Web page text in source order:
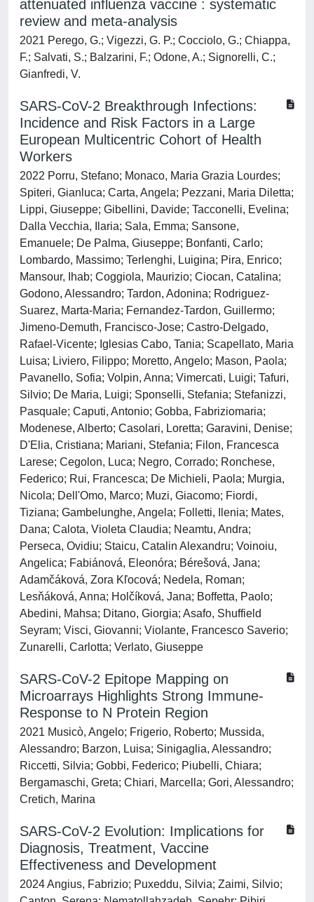
attenuated influenza vaccine : systematic
review and meta‐analysis
2021 Perego, G.; Vigezzi, G. P.; Cocciolo, G.; Chiappa,
F.; Salvati, S.; Balzarini, F.; Odone, A.; Signorelli, C.;
Gianfredi, V.
SARS-CoV-2 Breakthrough Infections:
Incidence and Risk Factors in a Large
European Multicentric Cohort of Health
Workers
2022 Porru, Stefano; Monaco, Maria Grazia Lourdes;
Spiteri, Gianluca; Carta, Angela; Pezzani, Maria Diletta;
Lippi, Giuseppe; Gibellini, Davide; Tacconelli, Evelina;
Dalla Vecchia, Ilaria; Sala, Emma; Sansone,
Emanuele; De Palma, Giuseppe; Bonfanti, Carlo;
Lombardo, Massimo; Terlenghi, Luigina; Pira, Enrico;
Mansour, Ihab; Coggiola, Maurizio; Ciocan, Catalina;
Godono, Alessandro; Tardon, Adonina; Rodriguez-
Suarez, Marta-Maria; Fernandez-Tardon, Guillermo;
Jimeno-Demuth, Francisco-Jose; Castro-Delgado,
Rafael-Vicente; Iglesias Cabo, Tania; Scapellato, Maria
Luisa; Liviero, Filippo; Moretto, Angelo; Mason, Paola;
Pavanello, Sofia; Volpin, Anna; Vimercati, Luigi; Tafuri,
Silvio; De Maria, Luigi; Sponselli, Stefania; Stefanizzi,
Pasquale; Caputi, Antonio; Gobba, Fabriziomaria;
Modenese, Alberto; Casolari, Loretta; Garavini, Denise;
D'Elia, Cristiana; Mariani, Stefania; Filon, Francesca
Larese; Cegolon, Luca; Negro, Corrado; Ronchese,
Federico; Rui, Francesca; De Michieli, Paola; Murgia,
Nicola; Dell'Omo, Marco; Muzi, Giacomo; Fiordi,
Tiziana; Gambelunghe, Angela; Folletti, Ilenia; Mates,
Dana; Calota, Violeta Claudia; Neamtu, Andra;
Perseca, Ovidiu; Staicu, Catalin Alexandru; Voinoiu,
Angelica; Fabiánová, Eleonóra; Bérešová, Jana;
Adamčáková, Zora Kľocová; Nedela, Roman;
Lesňáková, Anna; Holčíková, Jana; Boffetta, Paolo;
Abedini, Mahsa; Ditano, Giorgia; Asafo, Shuffield
Seyram; Visci, Giovanni; Violante, Francesco Saverio;
Zunarelli, Carlotta; Verlato, Giuseppe
SARS-CoV-2 Epitope Mapping on
Microarrays Highlights Strong Immune-
Response to N Protein Region
2021 Musicò, Angelo; Frigerio, Roberto; Mussida,
Alessandro; Barzon, Luisa; Sinigaglia, Alessandro;
Riccetti, Silvia; Gobbi, Federico; Piubelli, Chiara;
Bergamaschi, Greta; Chiari, Marcella; Gori, Alessandro;
Cretich, Marina
SARS-CoV-2 Evolution: Implications for
Diagnosis, Treatment, Vaccine
Effectiveness and Development
2024 Angius, Fabrizio; Puxeddu, Silvia; Zaimi, Silvio;